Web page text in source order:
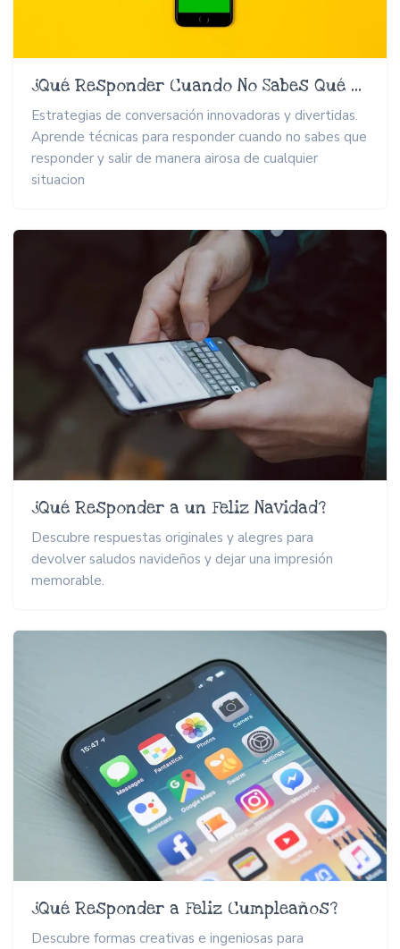
¿Qué Responder Cuando No Sabes Qué Responder?
Estrategias de conversación innovadoras y divertidas.
Aprende técnicas para responder cuando no sabes que
responder y salir de manera airosa de cualquier
situacion
¿Qué Responder a un Feliz Navidad?
Descubre respuestas originales y alegres para
devolver saludos navideños y dejar una impresión
memorable.
¿Qué Responder a Feliz Cumpleaños?
Descubre formas creativas e ingeniosas para